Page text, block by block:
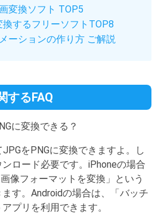
変換ソフト TOP5
するフリーソフトTOP8
ーションの作り方 ご解説
するFAQ
に変換できる？
をPNGに変換できますよ。し
ロード必要です。iPhoneの場合
像フォーマットを変換」という
す。Androidの場合は、「バッチ
プリを利用できます。